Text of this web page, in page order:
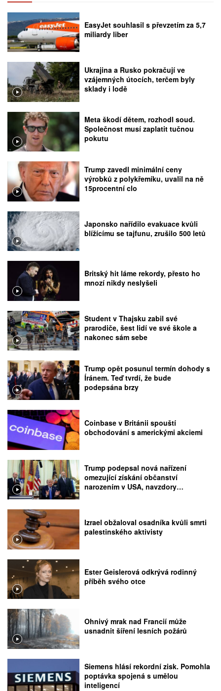
EasyJet souhlasil s převzetím za 5,7
miliardy liber
Ukrajina a Rusko pokračují ve
vzájemných útocích, terčem byly
sklady i lodě
Meta škodí dětem, rozhodl soud.
Společnost musí zaplatit tučnou
pokutu
Trump zavedl minimální ceny
výrobků z polykřemíku, uvalil na ně
15procentní clo
Japonsko nařídilo evakuace kvůli
blížícímu se tajfunu, zrušilo 500 letů
Britský hit láme rekordy, přesto ho
mnozí nikdy neslyšeli
Student v Thajsku zabil své
prarodiče, šest lidí ve své škole a
nakonec sám sebe
Trump opět posunul termín dohody s
Íránem. Teď tvrdí, že bude
podepsána brzy
Coinbase v Británii spouští
obchodování s americkými akciemi
Trump podepsal nová nařízení
omezující získání občanství
narozením v USA, navzdory
Izrael obžaloval osadníka kvůli smrti
palestinského aktivisty
Ester Geislerová odkrývá rodinný
příběh svého otce
Ohnivý mrak nad Francií může
usnadnit šíření lesních požárů
Siemens hlásí rekordní zisk. Pomohla
poptávka spojená s umělou
inteligencí